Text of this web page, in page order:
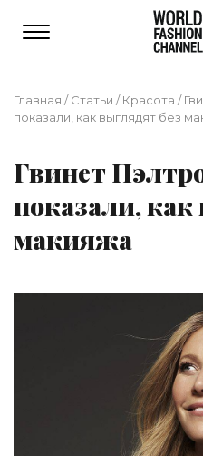
Главная /Статьи /Красота /
показали, как выглядят без
Гвинет
показали, как
макияжа